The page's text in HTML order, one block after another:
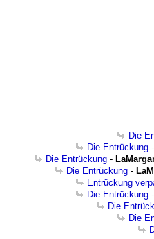
Die
Die Entrückung -
Die Entrückung -
Die Entrückung -
Entrückung
Die Entrückung -
Die
Die